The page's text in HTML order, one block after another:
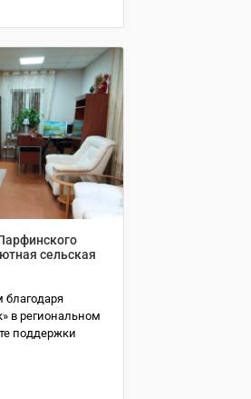
сельская
в региональном
поддержки